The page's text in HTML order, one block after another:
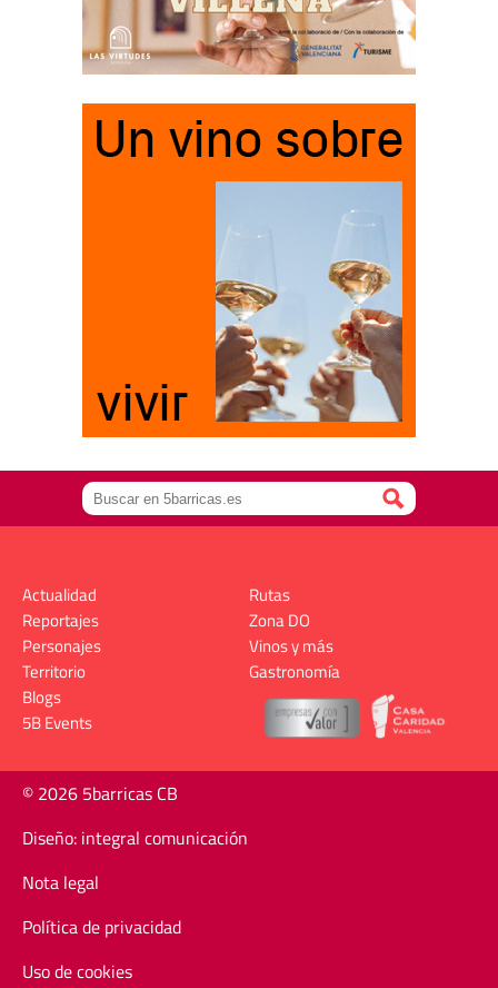
Actualidad
Reportajes
Personajes
Territorio
Rutas
Zona DO
Vinos y más
Gastronomía
Blogs
5B Events
© 2026 5barricas CB
Diseño: integral comunicación
Nota legal
Política de privacidad
Uso de cookies